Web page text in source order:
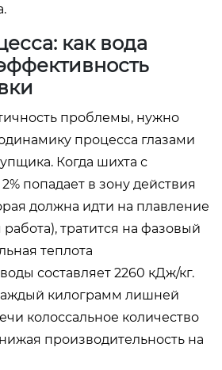
как вода
проблемы, нужно
процесса глазами
Когда шихта с
попадает в зону действия
должна идти на плавление
тратится на фазовый
теплота
составляет 2260 кДж/кг.
килограмм лишней
колоссальное количество
производительность на